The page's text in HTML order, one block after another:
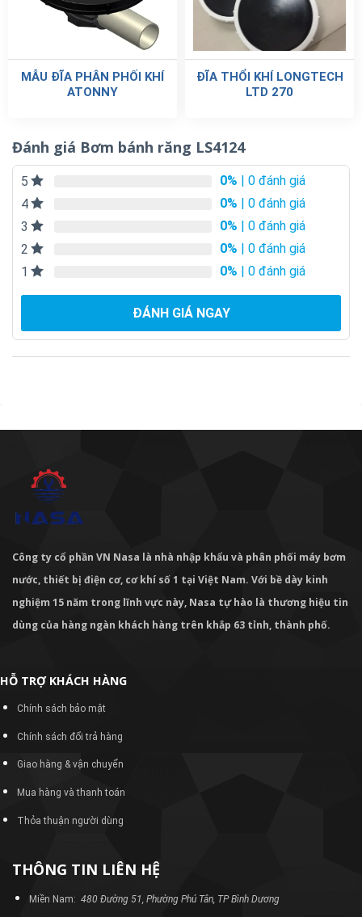
MẪU ĐĨA PHÂN PHỐI KHÍ
ATONNY
ĐĨA THỔI KHÍ LONGTECH
LTD 270
Đánh giá Bơm bánh răng LS4124
5 0% | 0 đánh giá
4
0% | 0 đánh giá
3
0% | 0 đánh giá
2
0% | 0 đánh giá
1
0% | 0 đánh giá
ĐÁNH GIÁ NGAY
Công ty cổ phần VN Nasa là nhà nhập khẩu và phân phối máy bơm
nước, thiết bị điện cơ, cơ khí số 1 tại Việt Nam. Với bề dày kinh
nghiệm 15 năm trong lĩnh vực này, Nasa tự hào là thương hiệu tin
dùng của hàng ngàn khách hàng trên khắp 63 tỉnh, thành phố.
HỖ TRỢ KHÁCH HÀNG
Chính sách bảo mật
Chính sách đổi trả hàng
Giao hàng & vận chuyển
Mua hàng và thanh toán
Thỏa thuận người dùng
THÔNG TIN LIÊN HỆ
Miền Nam: 480 Đường 51, Phường Phú Tân, TP Bình Dương